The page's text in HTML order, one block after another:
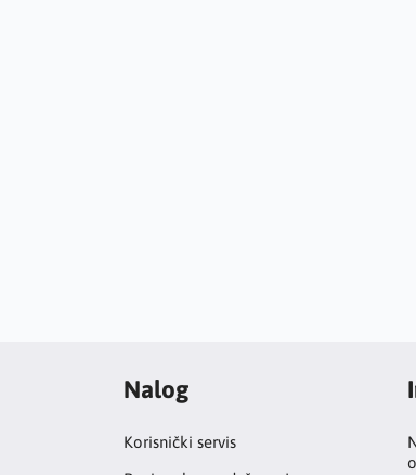
Nalog
Korisnički servis